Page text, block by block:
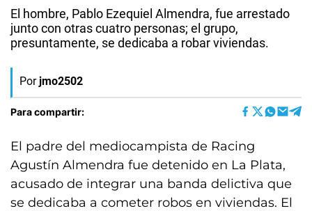
El hombre, Pablo Ezequiel Almendra, fue arrestado
junto con otras cuatro personas; el grupo,
presuntamente, se dedicaba a robar viviendas.
Por jmo2502
Para compartir:
El padre del mediocampista de Racing
Agustín Almendra fue detenido en La Plata,
acusado de integrar una banda delictiva que
se dedicaba a cometer robos en viviendas. El